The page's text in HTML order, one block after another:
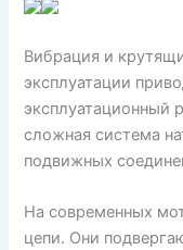
Вибрация и
эксплуатации
эксплуатационный
сложная система
подвижных
На современных
цепи. Они